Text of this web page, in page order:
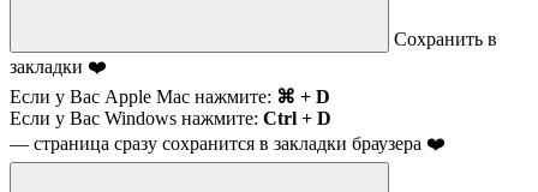
Сохранить в
закладки ❤️
Если у Вас Apple Mac нажмите: ⌘ + D
Если у Вас Windows нажмите: Ctrl + D
— страница сразу сохранится в закладки браузера ❤️